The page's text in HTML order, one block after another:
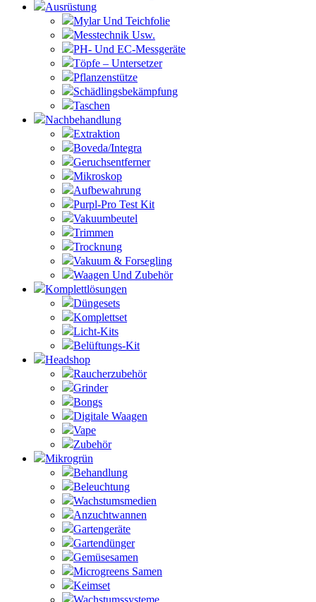
Ausrüstung
Mylar Und Teichfolie
Messtechnik Usw.
PH- Und EC-Messgeräte
Töpfe – Untersetzer
Pflanzenstütze
Schädlingsbekämpfung
Taschen
Nachbehandlung
Extraktion
Boveda/Integra
Geruchsentferner
Mikroskop
Aufbewahrung
Purpl-Pro Test Kit
Vakuumbeutel
Trimmen
Trocknung
Vakuum & Forsegling
Waagen Und Zubehör
Komplettlösungen
Düngesets
Komplettset
Licht-Kits
Belüftungs-Kit
Headshop
Raucherzubehör
Grinder
Bongs
Digitale Waagen
Vape
Zubehör
Mikrogrün
Behandlung
Beleuchtung
Wachstumsmedien
Anzuchtwannen
Gartengeräte
Gartendünger
Gemüsesamen
Microgreens Samen
Keimset
Wachstumssysteme